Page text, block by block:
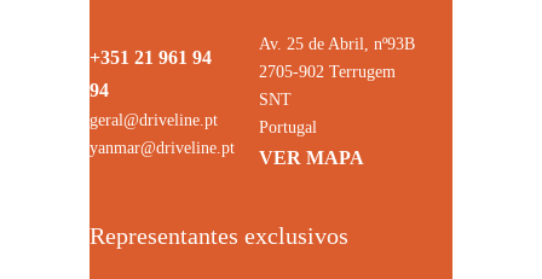
+351 21 961 94
94
geral@driveline.pt
yanmar@driveline.pt
Av. 25 de Abril, nº93B
2705-902 Terrugem
SNT
Portugal
VER MAPA
Representantes exclusivos